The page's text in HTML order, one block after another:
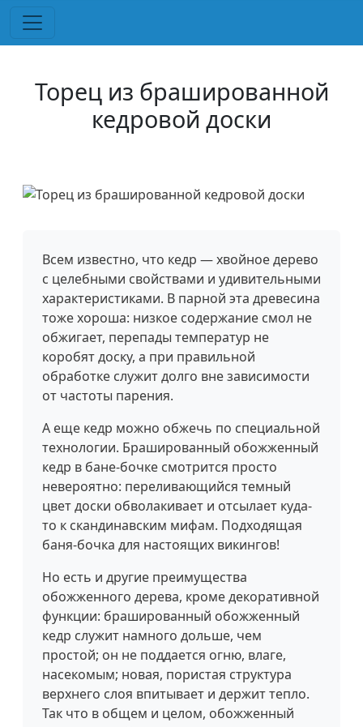
Торец из брашированной
кедровой доски
Всем известно, что кедр — хвойное дерево
с целебными свойствами и удивительными
характеристиками. В парной эта древесина
тоже хороша: низкое содержание смол не
обжигает, перепады температур не
коробят доску, а при правильной
обработке служит долго вне зависимости
от частоты парения.
А еще кедр можно обжечь по специальной
технологии. Брашированный обожженный
кедр в бане-бочке смотрится просто
невероятно: переливающийся темный
цвет доски обволакивает и отсылает куда-
то к скандинавским мифам. Подходящая
баня-бочка для настоящих викингов!
Но есть и другие преимущества
обожженного дерева, кроме декоративной
функции: брашированный обожженный
кедр служит намного дольше, чем
простой; он не поддается огню, влаге,
насекомым; новая, пористая структура
верхнего слоя впитывает и держит тепло.
Так что в общем и целом, обожженный